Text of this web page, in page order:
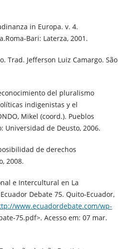
in Europa. v. 4.
Bari: Laterza, 2001.
Trad. Jefferson Luiz Camargo. São
del pluralismo
indigenistas y el
Mikel (coord.). Pueblos
Universidad de Deusto, 2006.
de derechos
2008.
e Intercultural en La
Debate 75. Quito-Ecuador,
www.ecuadordebate.com/wp-
75.pdf>. Acesso em: 07 mar.